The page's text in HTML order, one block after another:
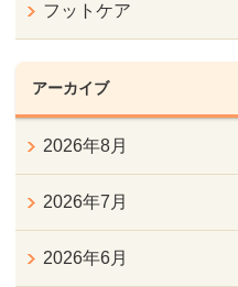
フットケア
アーカイブ
2026年8月
2026年7月
2026年6月